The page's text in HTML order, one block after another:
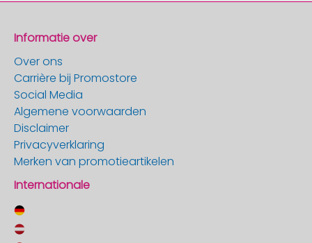
Informatie over
Over ons
Carrière bij Promostore
Social Media
Algemene voorwaarden
Disclaimer
Privacyverklaring
Merken van promotieartikelen
Internationale